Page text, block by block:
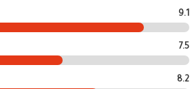
9.1
7.5
8.2